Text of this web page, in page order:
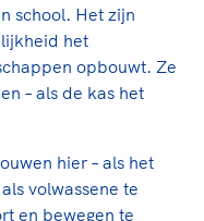
school. Het zijn
het
opbouwt. Ze
– als de kas het
hier – als het
volwassene te
en bewegen te